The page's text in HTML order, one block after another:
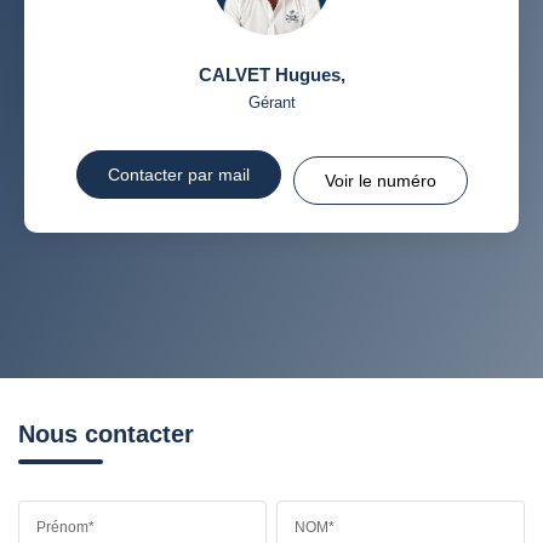
CALVET Hugues,
Gérant
Contacter par mail Voir le numéro
Nous contacter
Prénom* NOM*